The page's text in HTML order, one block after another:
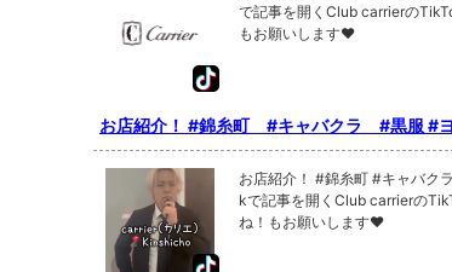
で記事を開くClub carrierの
もお願いします❤
お店紹介！ #錦糸町 #キャバクラ #黒服 #
お店紹介！ #錦糸町 #キャバクラ #黒服 #ヨイショ TikTo
kで記事を開くClub carrierの
ね！もお願いします❤